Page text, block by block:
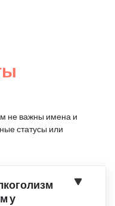
не важны имена и
статусы или
у